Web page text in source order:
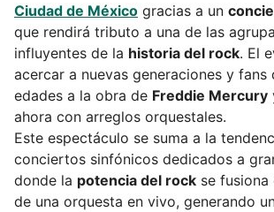
Ciudad de México gracias a un
que rendirá tributo a una de las
influyentes de la historia del rock. El
acercar a nuevas generaciones y fans
edades a la obra de Freddie Mercury
ahora con arreglos orquestales.
Este espectáculo se suma a la
conciertos sinfónicos dedicados a
donde la potencia del rock se fusiona
de una orquesta en vivo, generando